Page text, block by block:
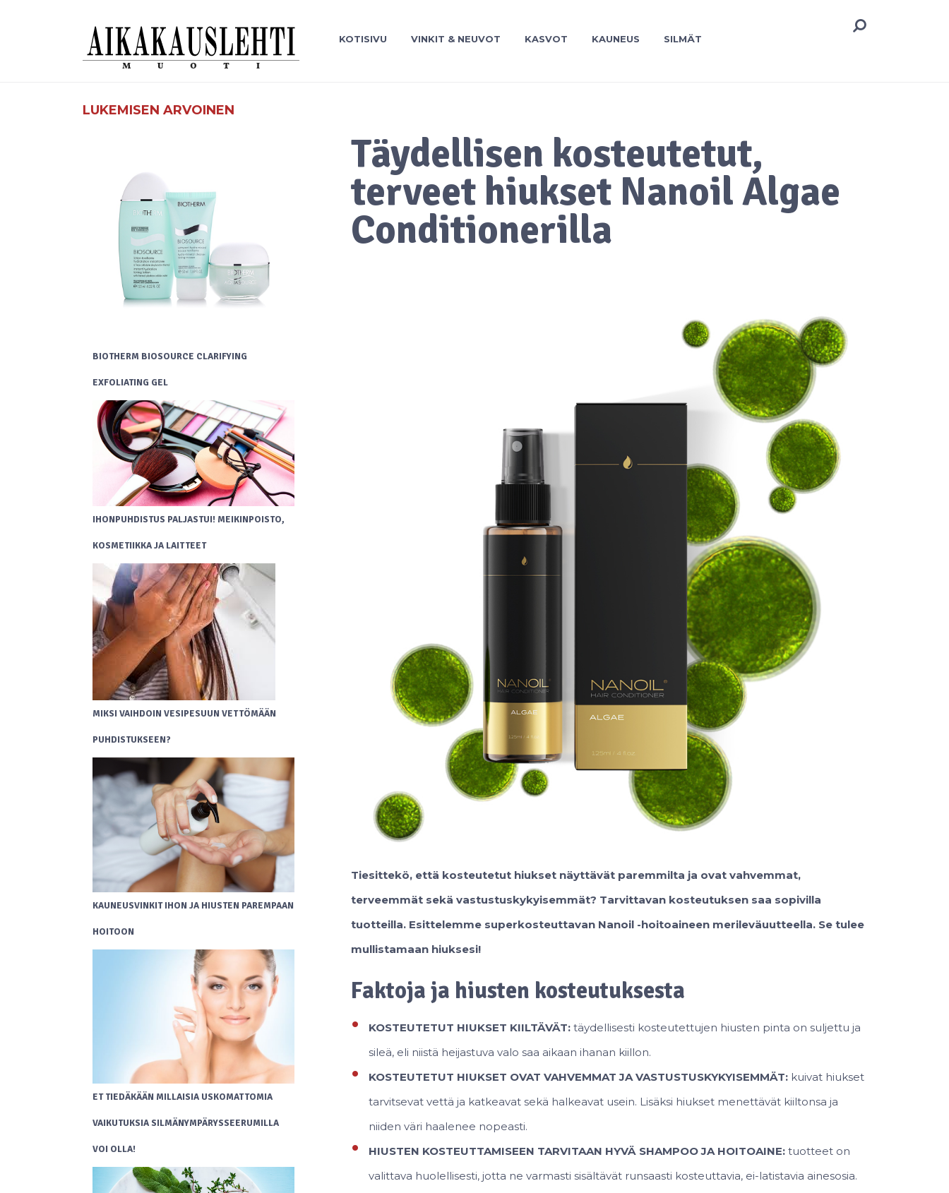
KOTISIVU VINKIT & NEUVOT KASVOT KAUNEUS SILMÄT
Täydellisen kosteutetut,
terveet hiukset Nanoil Algae
Conditionerilla
Tiesittekö, että kosteutetut hiukset näyttävät paremmilta ja ovat vahvemmat,
terveemmät sekä vastustuskykyisemmät? Tarvittavan kosteutuksen saa sopivilla
tuotteilla. Esittelemme superkosteuttavan Nanoil -hoitoaineen merileväuutteella. Se tulee
mullistamaan hiuksesi!
Faktoja ja hiusten kosteutuksesta
KOSTEUTETUT HIUKSET KIILTÄVÄT: täydellisesti kosteutettujen hiusten pinta on suljettu ja
sileä, eli niistä heijastuva valo saa aikaan ihanan kiillon.
KOSTEUTETUT HIUKSET OVAT VAHVEMMAT JA VASTUSTUSKYKYISEMMÄT: kuivat hiukset
tarvitsevat vettä ja katkeavat sekä halkeavat usein. Lisäksi hiukset menettävät kiiltonsa ja
niiden väri haalenee nopeasti.
HIUSTEN KOSTEUTTAMISEEN TARVITAAN HYVÄ SHAMPOO JA HOITOAINE: tuotteet on
valittava huolellisesti, jotta ne varmasti sisältävät runsaasti kosteuttavia, ei-latistavia ainesosia.
LUKEMISEN ARVOINEN
BIOTHERM BIOSOURCE CLARIFYING
EXFOLIATING GEL
IHONPUHDISTUS PALJASTUI! MEIKINPOISTO,
KOSMETIIKKA JA LAITTEET
MIKSI VAIHDOIN VESIPESUUN VETTÖMÄÄN
PUHDISTUKSEEN?
KAUNEUSVINKIT IHON JA HIUSTEN PAREMPAAN
HOITOON
ET TIEDÄKÄÄN MILLAISIA USKOMATTOMIA
VAIKUTUKSIA SILMÄNYMPÄRYSSEERUMILLA
VOI OLLA!